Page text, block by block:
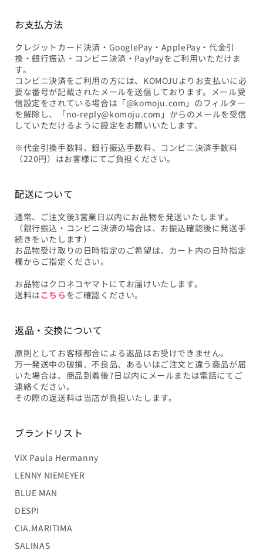
お支払方法
クレジットカード決済・GooglePay・ApplePay・代金引
換・銀行振込・コンビニ決済・PayPayをご利用いただけま
す。
コンビニ決済をご利用の方には、KOMOJUよりお支払いに必
要な番号が記載されたメールを送信しております。メール受
信設定をされている場合は「@komoju.com」のフィルター
を解除し、「no-reply@komoju.com」からのメールを受信
していただけるように設定をお願いいたします。
※代金引換手数料、銀行振込手数料、コンビニ決済手数料
（220円）はお客様にてご負担ください。
配送について
通常、ご注文後3営業日以内にお品物を発送いたします。
（銀行振込・コンビニ決済の場合は、お振込確認後に発送手
続きをいたします）
お品物受け取りの日時指定のご希望は、カート内の日時指定
欄からご指定ください。
お品物はクロネコヤマトにてお届けいたします。
送料は こちらをご確認ください。
返品・交換について
原則としてお客様都合による返品はお受けできません。
万一発送中の破損、不良品、あるいはご注文と違う商品が届
いた場合は、商品到着後7日以内にメールまたは電話にてご
連絡ください。
その際の返送料は当店が負担いたします。
ブランドリスト
ViX Paula Hermanny
LENNY NIEMEYER
BLUE MAN
DESPI
CIA.MARITIMA
SALINAS